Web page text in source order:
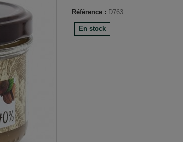
Référence : D763
En stock